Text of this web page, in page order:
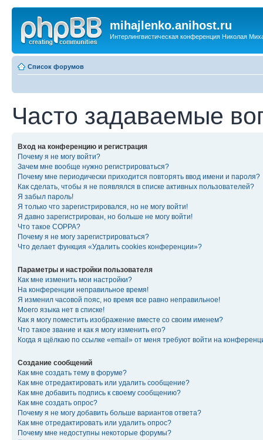
mihajlenko.anihost.ru
Интерлингвистическая конференция Николая
Список форумов
Часто задаваемые
Вход на конференцию и регистрация
Почему я не могу войти?
Зачем мне вообще нужно регистрироваться?
Почему мне периодически приходится повторять ввод имени и пароля?
Как сделать, чтобы я не появлялся в списке активных пользователей?
Я забыл пароль!
Я только что зарегистрировался, но не могу войти!
Я давно зарегистрирован, но больше не могу войти!
Что такое COPPA?
Почему я не могу зарегистрироваться?
Что делает функция «Удалить cookies конференции»?
Параметры и настройки пользователя
Как мне изменить мои настройки?
На конференции неправильное время!
Я изменил часовой пояс, но время все равно неправильное!
Моего языка нет в списке!
Как я могу поместить изображение вместе со своим именем?
Что такое звание и как я могу изменить его?
Когда я щёлкаю по ссылке «email» от меня требуют войти на
Создание сообщений
Как мне создать тему в форуме?
Как мне отредактировать или удалить сообщение?
Как мне добавить подпись к своему сообщению?
Как мне создать опрос?
Почему я не могу добавить больше вариантов ответа?
Как мне отредактировать или удалить опрос?
Почему мне недоступны некоторые форумы?